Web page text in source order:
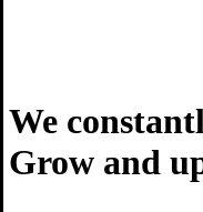
We
Grow and